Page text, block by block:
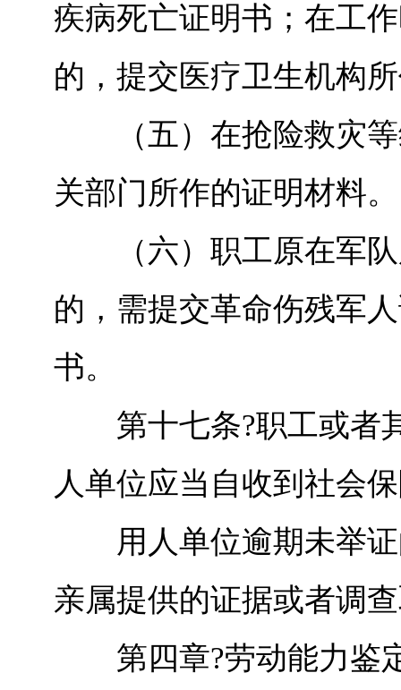
疾病死亡证明书；在工
的，提交医疗卫生机构
（五）在抢险救灾等
关部门所作的证明材料。
（六）职工原在军队
的，需提交革命伤残军
书。
第十七条?职工或者其
人单位应当自收到社会
用人单位逾期未举证
亲属提供的证据或者调
第四章?劳动能力鉴